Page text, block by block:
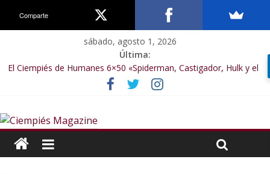
sábado, agosto 1, 2026
Última:
El Ciempiés de Humanes 6×50 «Spiderman, Castigador, Hulk y el
final de la sexta temporada»
El Ciempiés de Humanes 6×49 «Kiritaaaaa»
El Ciempiés de Humanes 6×47 «De nada por nada»
El Ciempiés de Humanes 6×46 «Ciudadano Minion»
Comparte